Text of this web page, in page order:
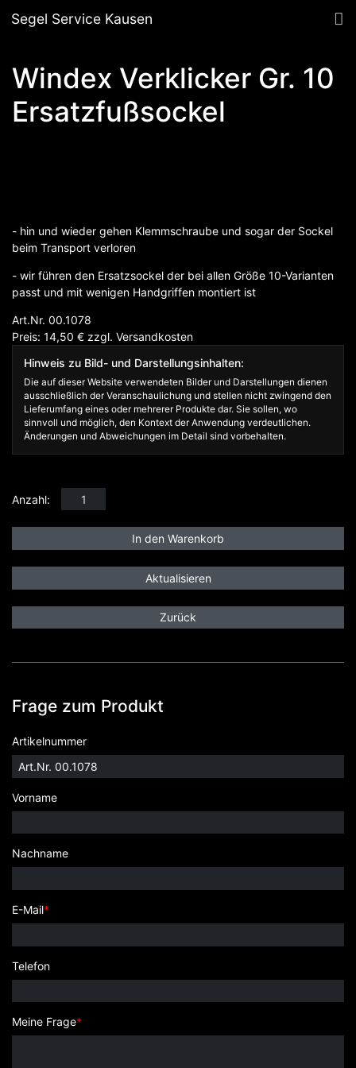
Segel Service Kausen
Windex Verklicker Gr. 10
Ersatzfußsockel
- hin und wieder gehen Klemmschraube und sogar der Sockel
beim Transport verloren
- wir führen den Ersatzsockel der bei allen Größe 10-Varianten
passt und mit wenigen Handgriffen montiert ist
Art.Nr. 00.1078
Preis: 14,50 € zzgl. Versandkosten
Hinweis zu Bild- und Darstellungsinhalten:
Die auf dieser Website verwendeten Bilder und Darstellungen dienen
ausschließlich der Veranschaulichung und stellen nicht zwingend den
Lieferumfang eines oder mehrerer Produkte dar. Sie sollen, wo
sinnvoll und möglich, den Kontext der Anwendung verdeutlichen.
Änderungen und Abweichungen im Detail sind vorbehalten.
Anzahl:
Zurück
Frage zum Produkt
Artikelnummer
Vorname
Nachname
E-Mail*
Telefon
Meine Frage*